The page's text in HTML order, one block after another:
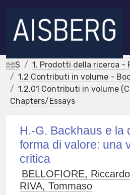
IRIS
1. Prodotti della ricerca -
1.2 Contributi in volume -
1.2.01 Contributi in volume
Chapters/Essays
H.-G. Backhaus e la
forma di valore: una
critica
BELLOFIORE, Riccardo
RIVA, Tommaso